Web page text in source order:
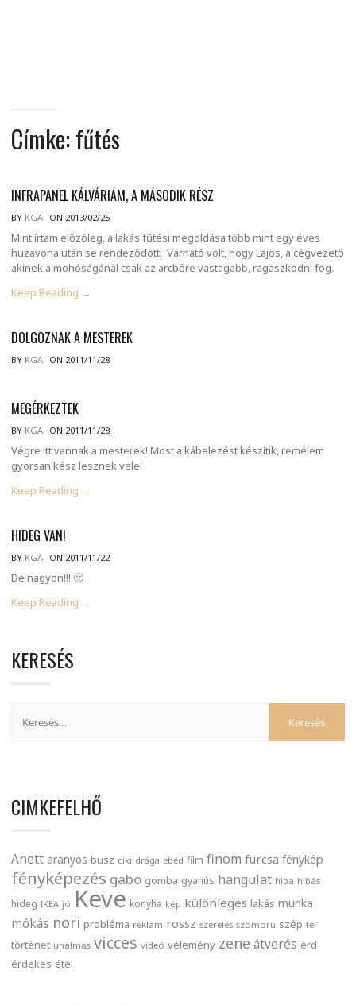
Címke:fűtés
INFRAPANEL KÁLVÁRIÁM, A MÁSODIK RÉSZ
BY KGA ON 2013/02/25
Mint írtam előzőleg, a lakás fűtési megoldása több mint egy éves
huzavona után se rendeződött! Várható volt, hogy Lajos, a cégvezető
akinek a mohóságánál csak az arcbőre vastagabb, ragaszkodni fog.
Keep Reading →
DOLGOZNAK A MESTEREK
BY KGA ON 2011/11/28
MEGÉRKEZTEK
BY KGA ON 2011/11/28
Végre itt vannak a mesterek! Most a kábelezést készítik, remélem
gyorsan kész lesznek vele!
Keep Reading →
HIDEG VAN!
BY KGA ON 2011/11/22
De nagyon!!! 🙁
Keep Reading →
KERESÉS
CIMKEFELHŐ
Anett aranyos busz ciki drága ebéd film finom furcsa fénykép
fényképezés gabo gomba gyanús hangulat hiba hibás
hideg IKEA jó Keve konyha kép különleges lakás munka
mókás nori probléma reklám rossz szerelés szomorú szép tél
történet unalmas vicces videó vélemény zene átverés érd
érdekes étel